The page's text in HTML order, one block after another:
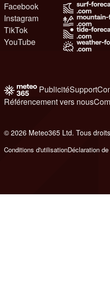
Facebook
Instagram
TikTok
YouTube
PublicitéSupport
Référencement vers nous
© 2026 Meteo365 Ltd. Tous
Conditions d'utilisationDéclaration